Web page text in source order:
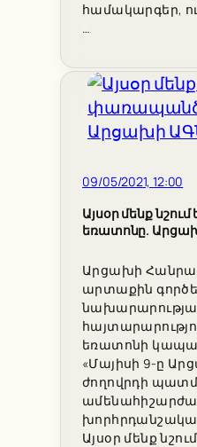
համակարգեր,
…
09/05/2021, 12:00
Այսօր մենք
եռատոնը.
Արցախի
արտաքին
եռատոնի
«Մայիսի 9-ը
ժողովրդի
Այսօր մենք